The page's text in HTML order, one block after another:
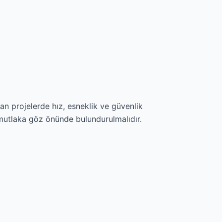
projelerde hız, esneklik ve güvenlik
göz önünde bulundurulmalıdır.